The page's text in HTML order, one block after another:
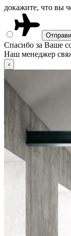
докажите, что вы
Спасибо за Ваше
Наш менеджер